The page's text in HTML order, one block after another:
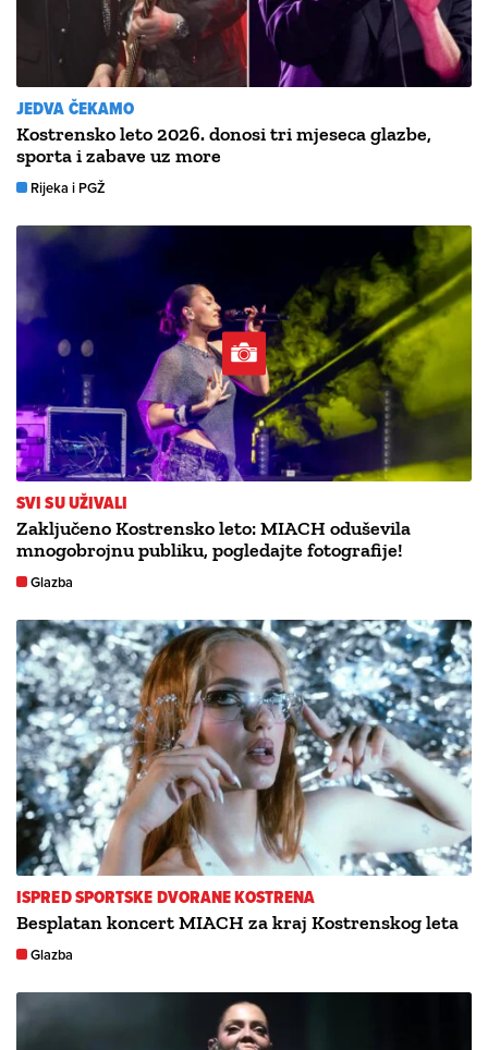
JEDVA ČEKAMO
Kostrensko leto 2026. donosi tri mjeseca glazbe,
sporta i zabave uz more
Rijeka i PGŽ
SVI SU UŽIVALI
Zaključeno Kostrensko leto: MIACH oduševila
mnogobrojnu publiku, pogledajte fotografije!
Glazba
ISPRED SPORTSKE DVORANE KOSTRENA
Besplatan koncert MIACH za kraj Kostrenskog leta
Glazba